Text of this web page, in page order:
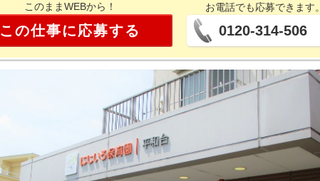
このままWEBから！
この仕事に応募する
お電話でも応募できます
0120-314-506